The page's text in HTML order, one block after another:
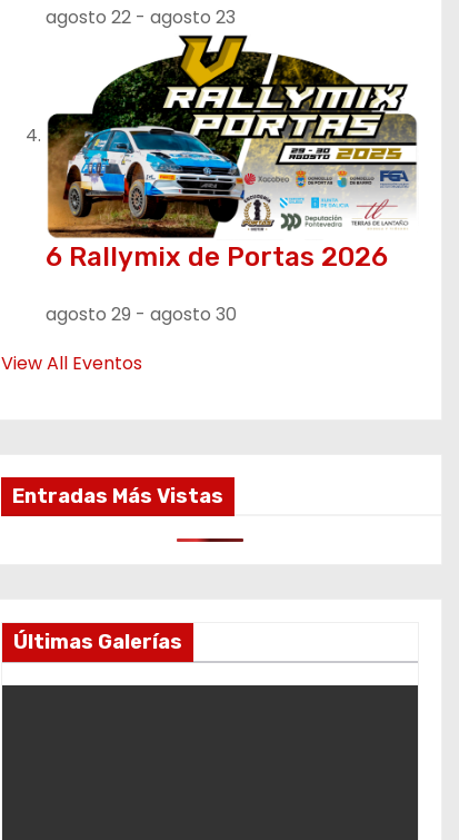
agosto 22 - agosto 23
6 Rallymix de Portas 2026
agosto 29 - agosto 30
View All Eventos
Entradas Más Vistas
Últimas Galerías